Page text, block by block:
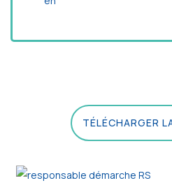
TÉLÉCHARGER